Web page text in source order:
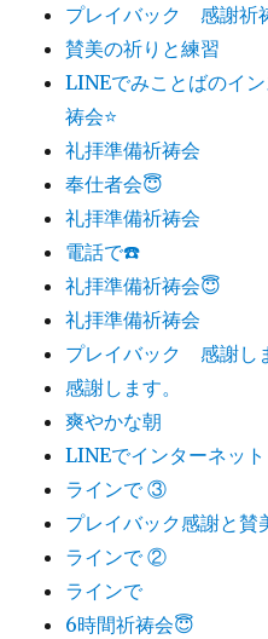
プレイバック 感謝祈
賛美の祈りと練習
LINEでみことばのイ
祷会⭐️
礼拝準備祈祷会
奉仕者会😇
礼拝準備祈祷会
電話で☎️
礼拝準備祈祷会😇
礼拝準備祈祷会
プレイバック 感謝し
感謝します。
爽やかな朝
LINEでインターネッ
ラインで ③
プレイバック感謝と賛
ラインで ②
ラインで
6時間祈祷会😇